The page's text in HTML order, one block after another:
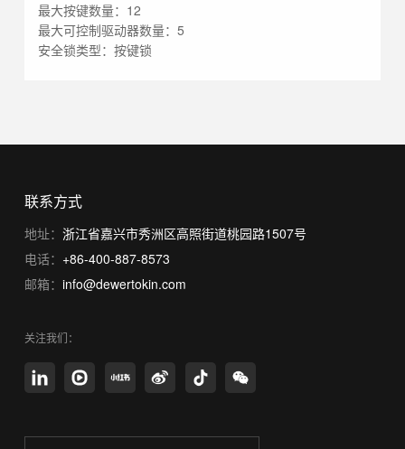
最大按键数量：12
最大可控制驱动器数量：5
安全锁类型：按键锁
联系方式
地址： 浙江省嘉兴市秀洲区高照街道桃园路1507号
电话： +86-400-887-8573
邮箱： info@dewertokin.com
关注我们：